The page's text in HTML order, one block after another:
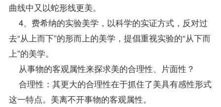
曲线中又以蛇形线更美。
4、费希纳的实验美学 ，以科学的实证方式，反对过
去“从上而下”的形而上的美学，提倡重视实验的“从下而
上”的美学。
从事物的客观属性来探求美的合理性、片面性？
合理性：其更大的合理性在于抓住了美具有感性形式
这一特点。美离不开事物的客观属性。